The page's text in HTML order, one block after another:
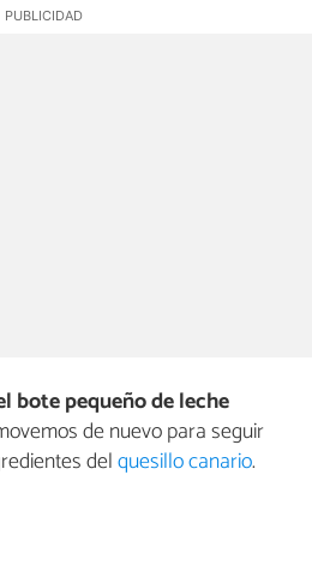
bote pequeño de leche
de nuevo para seguir
delquesillo canario.